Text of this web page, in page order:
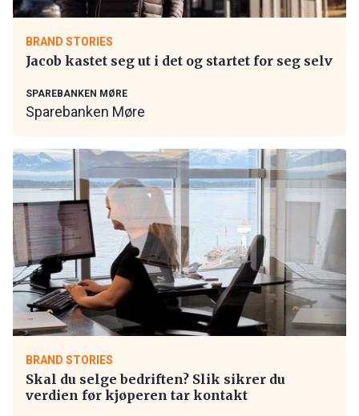
BRAND STORIES
Jacob kastet seg ut i det og startet for seg selv
SPAREBANKEN MØRE
Sparebanken Møre
BRAND STORIES
Skal du selge bedriften? Slik sikrer du
verdien før kjøperen tar kontakt